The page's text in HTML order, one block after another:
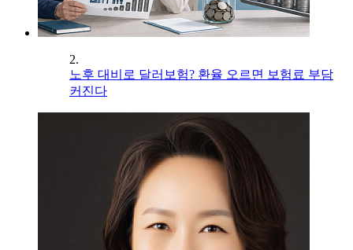
2.
노후 대비로 달러보험? 환율 오르면 보험료 부담
커진다